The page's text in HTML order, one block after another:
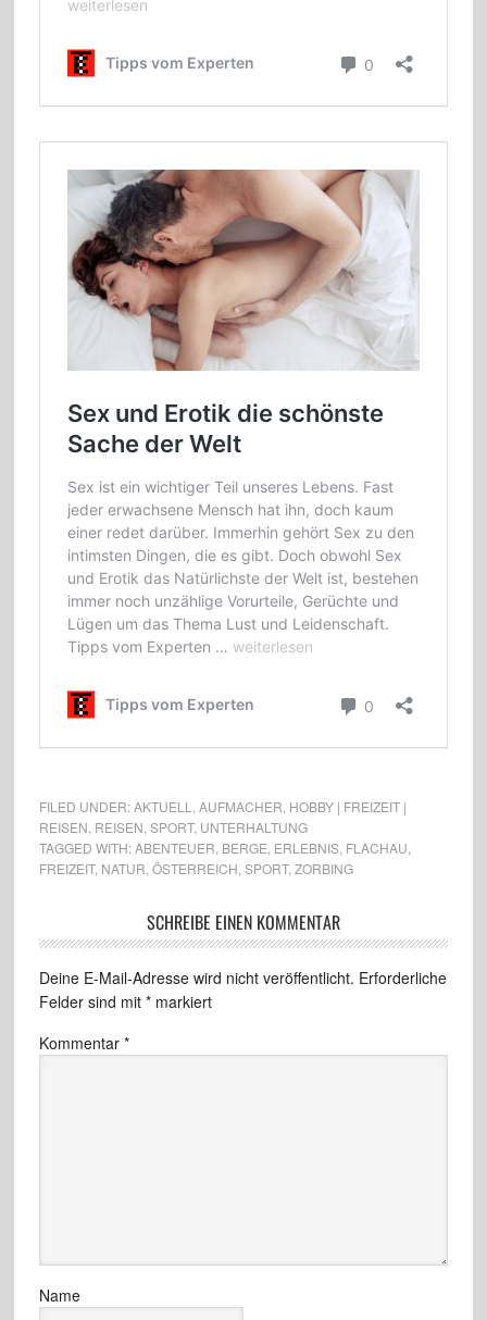
FILED UNDER:AKTUELL AUFMACHER HOBBY | FREIZEIT |
REISEN REISEN SPORT, UNTERHALTUNG
TAGGED WITH:ABENTEUER BERGE ERLEBNIS, FLACHAU
FREIZEIT, NATUR ÖSTERREICH SPORT, ZORBING
SCHREIBE EINEN KOMMENTAR
Deine E-Mail-Adresse wird nicht veröffentlicht. Erforderliche
Felder sind mit *markiert
Kommentar *
Name